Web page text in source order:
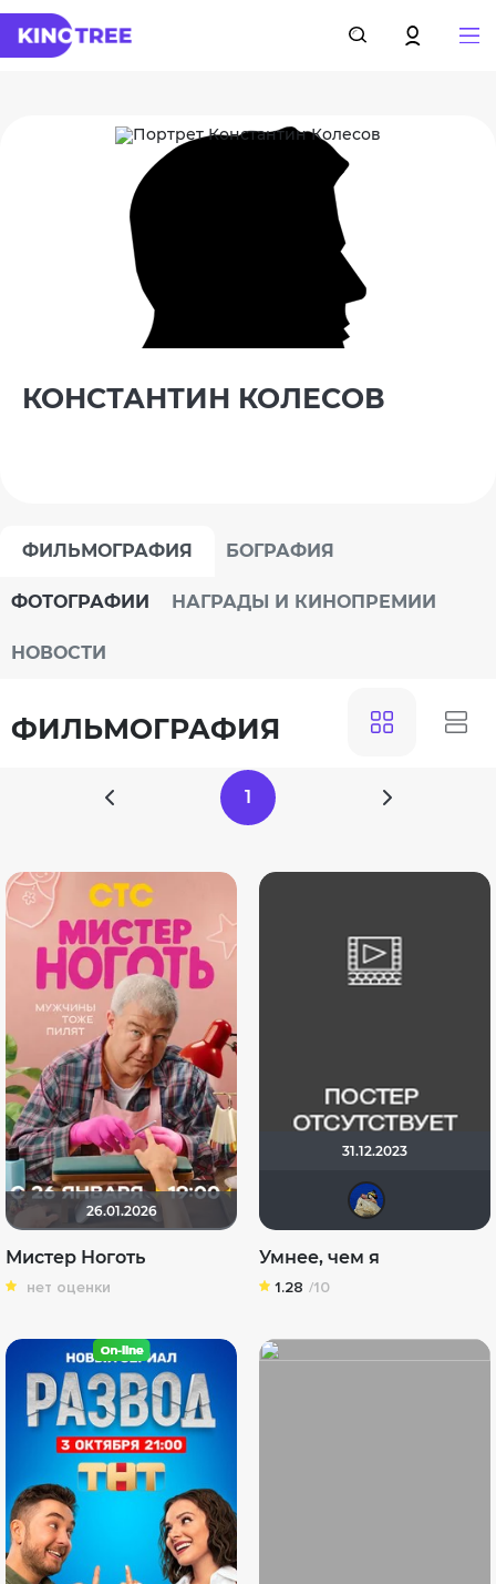
КОНСТАНТИН КОЛЕСОВ
ФИЛЬМОГРАФИЯ БОГРАФИЯ
ФОТОГРАФИИ НАГРАДЫ И КИНОПРЕМИИ
НОВОСТИ
ФИЛЬМОГРАФИЯ
1
26.01.2026
Мистер Ноготь
нет оценки
31.12.2023
Умнее, чем я
1.28 /10